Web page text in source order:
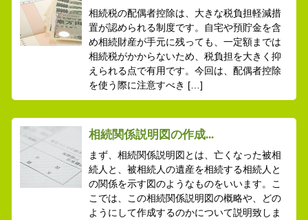
相続税の配偶者控除は、大きな税負担軽減措
置が認められる制度です。自宅や預貯金を含
め相続財産が手元に残っても、一定額までは
相続税がかからないため、税負担を大きく抑
えられる点で有用です。今回は、配偶者控除
を使う際に注意すべき […]
相続関係説明図の作成...
まず、相続関係説明図とは、亡くなった被相
続人と、被相続人の遺産を相続する相続人と
の関係を示す図のようなものをいいます。こ
こでは、この相続関係説明図の概略や、どの
ようにして作成するのかについて説明致しま